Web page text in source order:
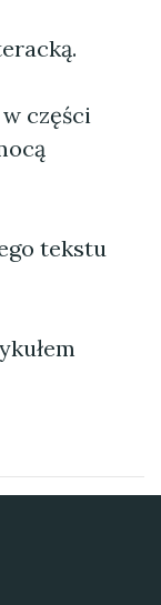
części
tekstu